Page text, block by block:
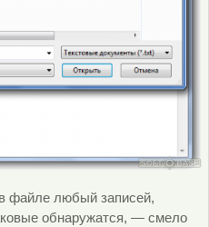
файле любый записей,
обнаружатся, — смело